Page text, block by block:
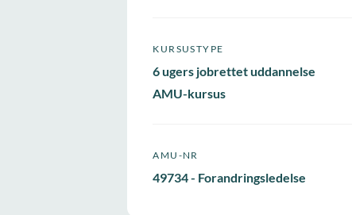
KURSUSTYPE
6 ugers jobrettet uddannelse
AMU-kursus
AMU-NR
49734 - Forandringsledelse